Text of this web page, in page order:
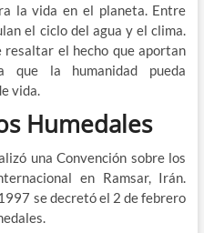
la vida en el planeta. Entre
el ciclo del agua y el clima.
resaltar el hecho que aportan
que la humanidad pueda
vida.
Humedales
una Convención sobre los
en Ramsar, Irán.
se decretó el 2 de febrero